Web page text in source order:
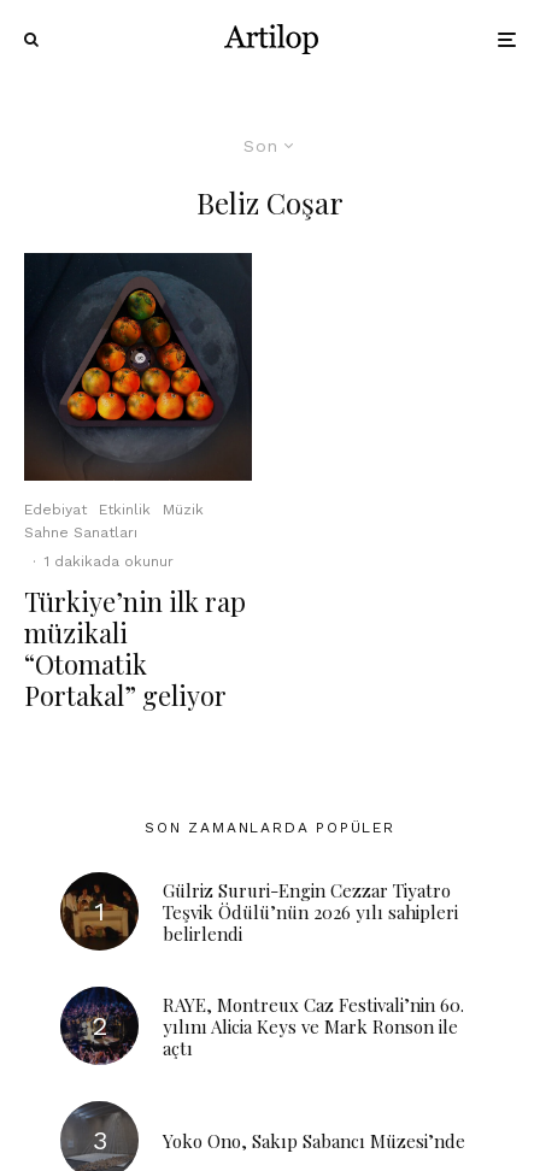
Son
Beliz Coşar
Edebiyat Etkinlik
Müzik
Sahne Sanatları
· 1 dakikada okunur
Türkiye’nin ilk rap
müzikali
“Otomatik
Portakal” geliyor
SON ZAMANLARDA POPÜLER
Gülriz Sururi-Engin Cezzar Tiyatro
Teşvik Ödülü’nün 2026 yılı sahipleri
belirlendi
RAYE, Montreux Caz Festivali’nin 60.
yılını Alicia Keys ve Mark Ronson ile
açtı
Yoko Ono, Sakıp Sabancı Müzesi’nde